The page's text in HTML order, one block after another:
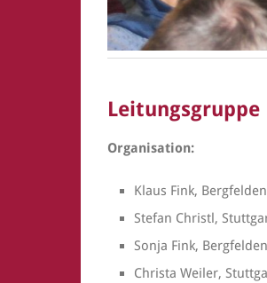
Leitungsgruppe
Organisation:
Klaus Fink,
Stefan Christl,
Sonja Fink, Bergfelden
Christa Weiler,